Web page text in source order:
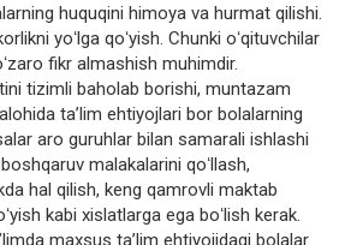
huquqini himoya va hurmat qilishi.
yoʻlga qoʻyish. Chunki oʻqituvchilar
fikr almashish muhimdir.
tizimli baholab borishi, muntazam
taʼlim ehtiyojlari bor bolalarning
aro guruhlar bilan samarali ishlashi
malakalarini qoʻllash,
hal qilish, keng qamrovli maktab
kabi xislatlarga ega boʻlish kerak.
maxsus taʼlim ehtiyojidagi bolalar